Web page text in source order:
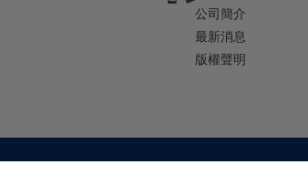
公司簡介
最新消息
版權聲明